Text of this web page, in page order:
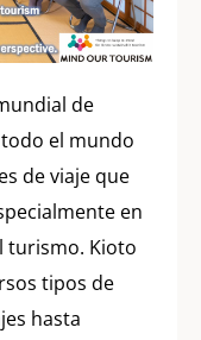
de
todo el mundo
de viaje que
en
turismo. Kioto
tipos de
hasta